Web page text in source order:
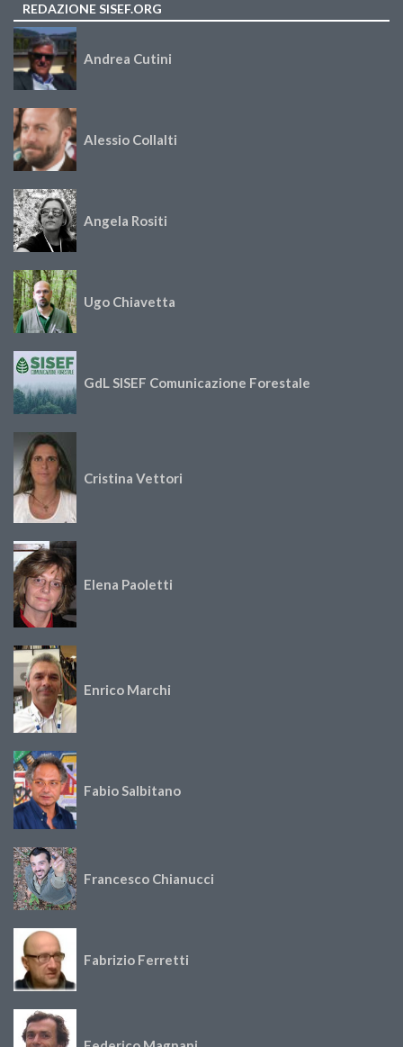
REDAZIONE SISEF.ORG
Andrea Cutini
Alessio Collalti
Angela Rositi
Ugo Chiavetta
GdL SISEF Comunicazione Forestale
Cristina Vettori
Elena Paoletti
Enrico Marchi
Fabio Salbitano
Francesco Chianucci
Fabrizio Ferretti